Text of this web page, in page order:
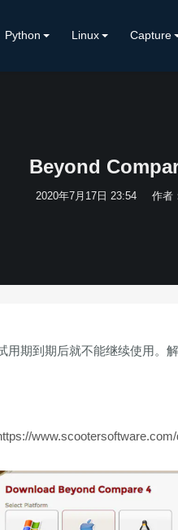
Python Linux Capture
Beyond
2020年7月17日 23:54 作者
用期到期后就不能继续使用。